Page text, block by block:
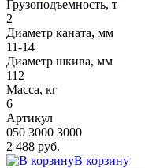
Грузоподъемность, т
2
Диаметр каната, мм
11-14
Диаметр шкива, мм
112
Масса, кг
6
Артикул
050 3000 3000
2 488 руб.
В корзину